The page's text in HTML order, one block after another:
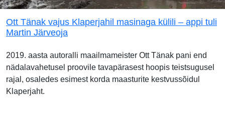
Ott Tänak vajus Klaperjahil masinaga külili – appi tuli
Martin Järveoja
2019. aasta autoralli maailmameister Ott Tänak pani end
nädalavahetusel proovile tavapärasest hoopis teistsugusel
rajal, osaledes esimest korda maasturite kestvussõidul
Klaperjaht.